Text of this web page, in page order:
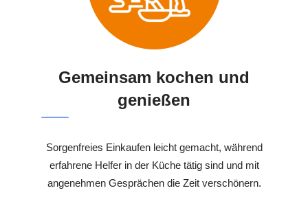
Gemeinsam kochen und
genießen
Sorgenfreies Einkaufen leicht gemacht, während
erfahrene Helfer in der Küche tätig sind und mit
angenehmen Gesprächen die Zeit verschönern.